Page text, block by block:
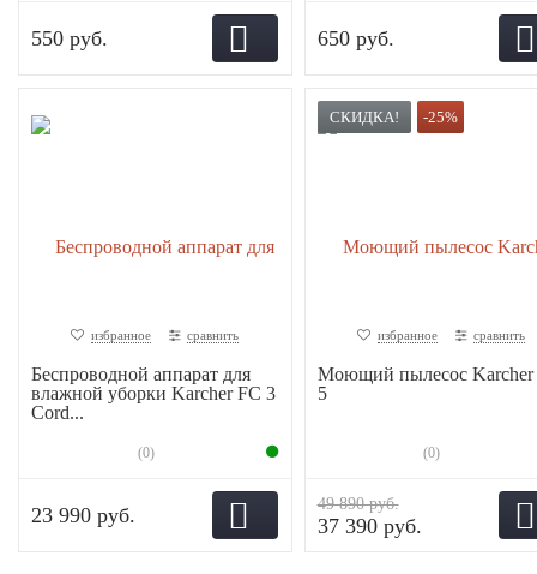
550 руб. 650 руб.
избранное сравнить
Беспроводной аппарат для
влажной уборки Karcher FC 3
Cord...
(0)
23 990 руб.
СКИДКА! -25%
избранное сравнить
Моющий пылесос Karcher
5
(0)
49 890 руб.
37 390 руб.